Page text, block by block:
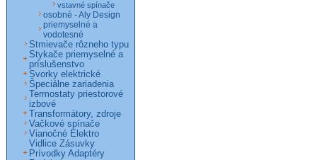
vstavné spínače
osobné - Aly Design
priemyselné a
vodotesné
Stmievače rôzneho typu
Stykače priemyselné a
príslušenstvo
Svorky elektrické
Špeciálne zariadenia
Termostaty priestorové
izbové
Transformátory, zdroje
Vačkové spínače
Vianočné Elektro
Vidlice Zásuvky
Prívodky Adaptéry